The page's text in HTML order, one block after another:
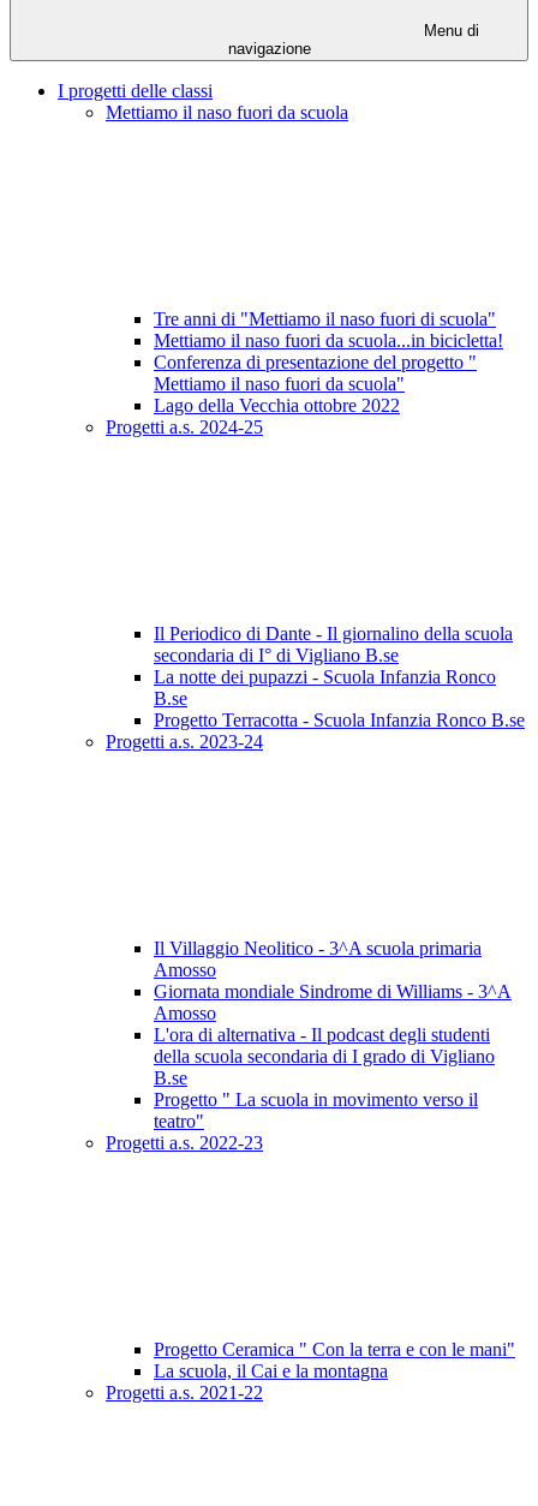
Menu di
navigazione
I progetti delle classi
Mettiamo il naso fuori da scuola
Tre anni di "Mettiamo il naso fuori di scuola"
Mettiamo il naso fuori da scuola...in bicicletta!
Conferenza di presentazione del progetto "
Mettiamo il naso fuori da scuola"
Lago della Vecchia ottobre 2022
Progetti a.s. 2024-25
Il Periodico di Dante - Il giornalino della scuola
secondaria di I° di Vigliano B.se
La notte dei pupazzi - Scuola Infanzia Ronco
B.se
Progetto Terracotta - Scuola Infanzia Ronco B.se
Progetti a.s. 2023-24
Il Villaggio Neolitico - 3^A scuola primaria
Amosso
Giornata mondiale Sindrome di Williams - 3^A
Amosso
L'ora di alternativa - Il podcast degli studenti
della scuola secondaria di I grado di Vigliano
B.se
Progetto " La scuola in movimento verso il
teatro"
Progetti a.s. 2022-23
Progetto Ceramica " Con la terra e con le mani"
La scuola, il Cai e la montagna
Progetti a.s. 2021-22